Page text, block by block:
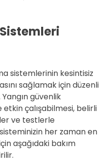
sistemlerinin kesintisiz
sağlamak için düzenli
güvenlik
çalışabilmesi, belirli
ve testlerle
her zaman en
aşağıdaki bakım